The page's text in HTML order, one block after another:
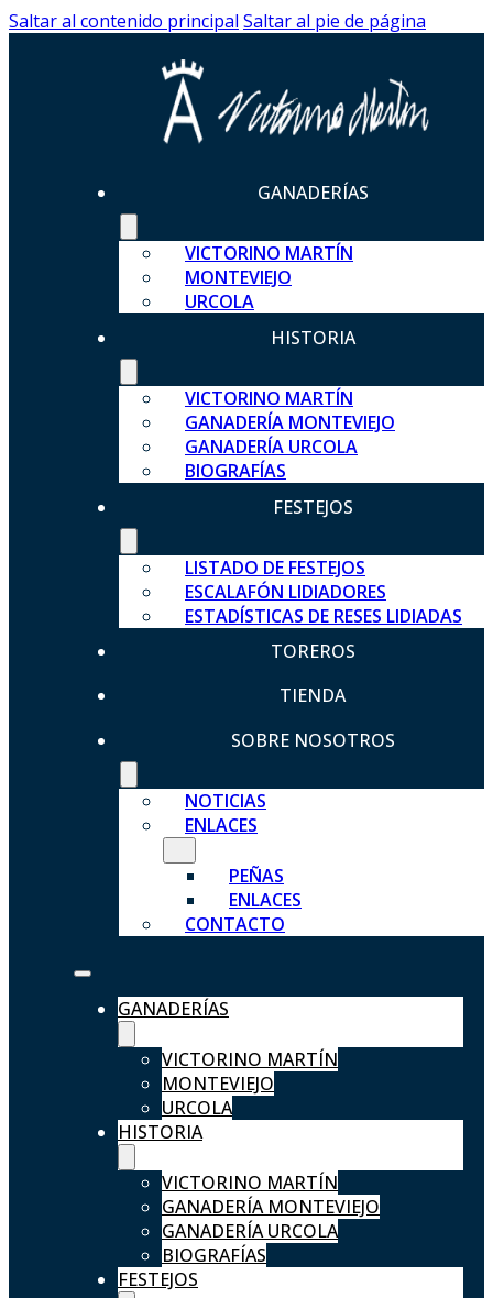
Saltar al contenido principal Saltar al pie de página
GANADERÍAS
VICTORINO MARTÍN
MONTEVIEJO
URCOLA
HISTORIA
VICTORINO MARTÍN
GANADERÍA MONTEVIEJO
GANADERÍA URCOLA
BIOGRAFÍAS
FESTEJOS
LISTADO DE FESTEJOS
ESCALAFÓN LIDIADORES
ESTADÍSTICAS DE RESES LIDIADAS
TOREROS
TIENDA
SOBRE NOSOTROS
NOTICIAS
ENLACES
PEÑAS
ENLACES
CONTACTO
GANADERÍAS
VICTORINO MARTÍN
MONTEVIEJO
URCOLA
HISTORIA
VICTORINO MARTÍN
GANADERÍA MONTEVIEJO
GANADERÍA URCOLA
BIOGRAFÍAS
FESTEJOS